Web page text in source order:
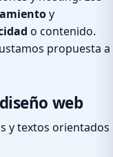
y
o contenido.
propuesta a
web
y textos orientados